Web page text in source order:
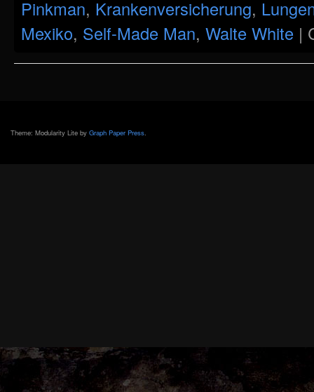
Pinkman, Krankenversicherung,
Mexiko, Self-Made Man, Walte White |
Theme: Modularity Lite by Graph Paper Press.